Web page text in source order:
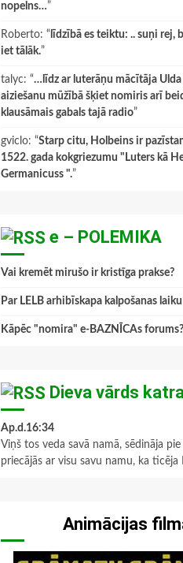
nopelns…”
Roberto: “ līdzībā es teiktu: .. suņi rej,
iet tālāk.”
talyc: “…līdz ar luterāņu mācītāja Ulda
aiziešanu mūžībā šķiet nomiris arī
klausāmais gabals tajā radio”
gviclo: “Starp citu, Holbeins ir
1522. gada kokgriezumu "Luters kā
Germanicuss ".”
e – POLEMIKA
Vai kremēt mirušo ir kristīga prakse?
Par LELB arhibīskapa kalpošanas laiku
Kāpēc "nomira" e-BAZNĪCAs forums?
Dieva vārds
Ap.d.16:34
Viņš tos veda savā namā, sēdināja
priecājās ar visu savu namu, ka ticēja
Animācijas